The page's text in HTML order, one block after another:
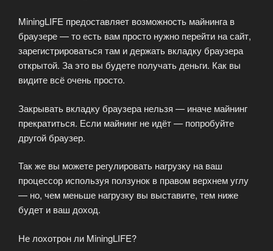
MiningLIFE предоставляет возможность майнинга в
браузере — то есть вам просто нужно перейти на сайт,
зарегистрироваться там и держать вкладку браузера
открытой. За это вы будете получать деньги. Как вы
видите всё очень просто.
Закрывать вкладку браузера нельзя — иначе майнинг
прекратиться. Если майнинг не идёт — попробуйте
другой браузер.
Так же вы можете регулировать нагрузку на ваш
процессор используя ползунок в правом верхнем углу
— но, чем меньше нагрузку вы выставите, тем ниже
будет и ваш доход.
Не лохотрон ли MiningLIFE?